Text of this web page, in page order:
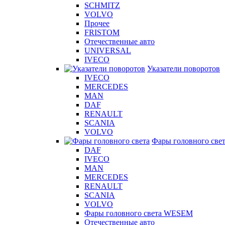
SCHMITZ
VOLVO
Прочее
FRISTOM
Отечественные авто
UNIVERSAL
IVECO
Указатели поворотов
IVECO
MERCEDES
MAN
DAF
RENAULT
SCANIA
VOLVO
Фары головного
DAF
IVECO
MAN
MERCEDES
RENAULT
SCANIA
VOLVO
Фары головного света WESEM
Отечественные авто